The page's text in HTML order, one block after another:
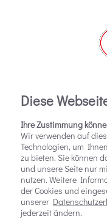
Diese
Ihre Zustimmung
Wir verwenden auf
Technologien, um
zu bieten. Sie können
und unsere Seite nur
nutzen. Weitere
der Cookies und
unserer
jederzeit ändern.